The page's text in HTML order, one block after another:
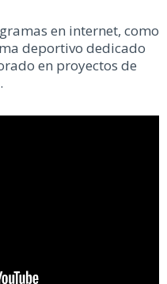
en internet, como
deportivo dedicado
en proyectos de